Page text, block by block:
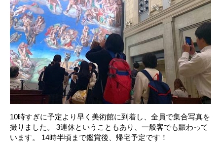
10時すぎに予定より早く美術館に到着し、全員で集合写真を
撮りました。 3連休ということもあり、一般客でも賑わって
います。 14時半頃まで鑑賞後、帰宅予定です！